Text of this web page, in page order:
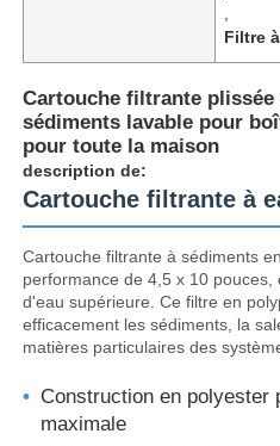
Adoucisseur d'eau
logement de filtre d'eau
cartouche filtrante de l'eau
Membrane RO résidentiel
Filtre
Cartouche filtrante plissée
sédiments lavable pour
pour toute la maison
description de:
Cartouche filtrante à
Cartouche filtrante à sédiments
performance de 4,5 x 10
d'eau supérieure. Ce filtre en
efficacement les sédiments, la
matières particulaires des
Construction en polyester
maximale